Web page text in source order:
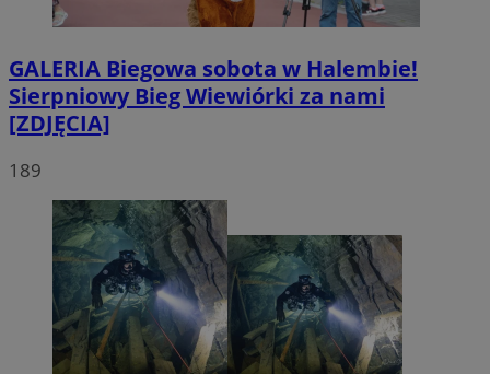
GALERIA Biegowa sobota w Halembie!
Sierpniowy Bieg Wiewiórki za nami
[ZDJĘCIA]
189